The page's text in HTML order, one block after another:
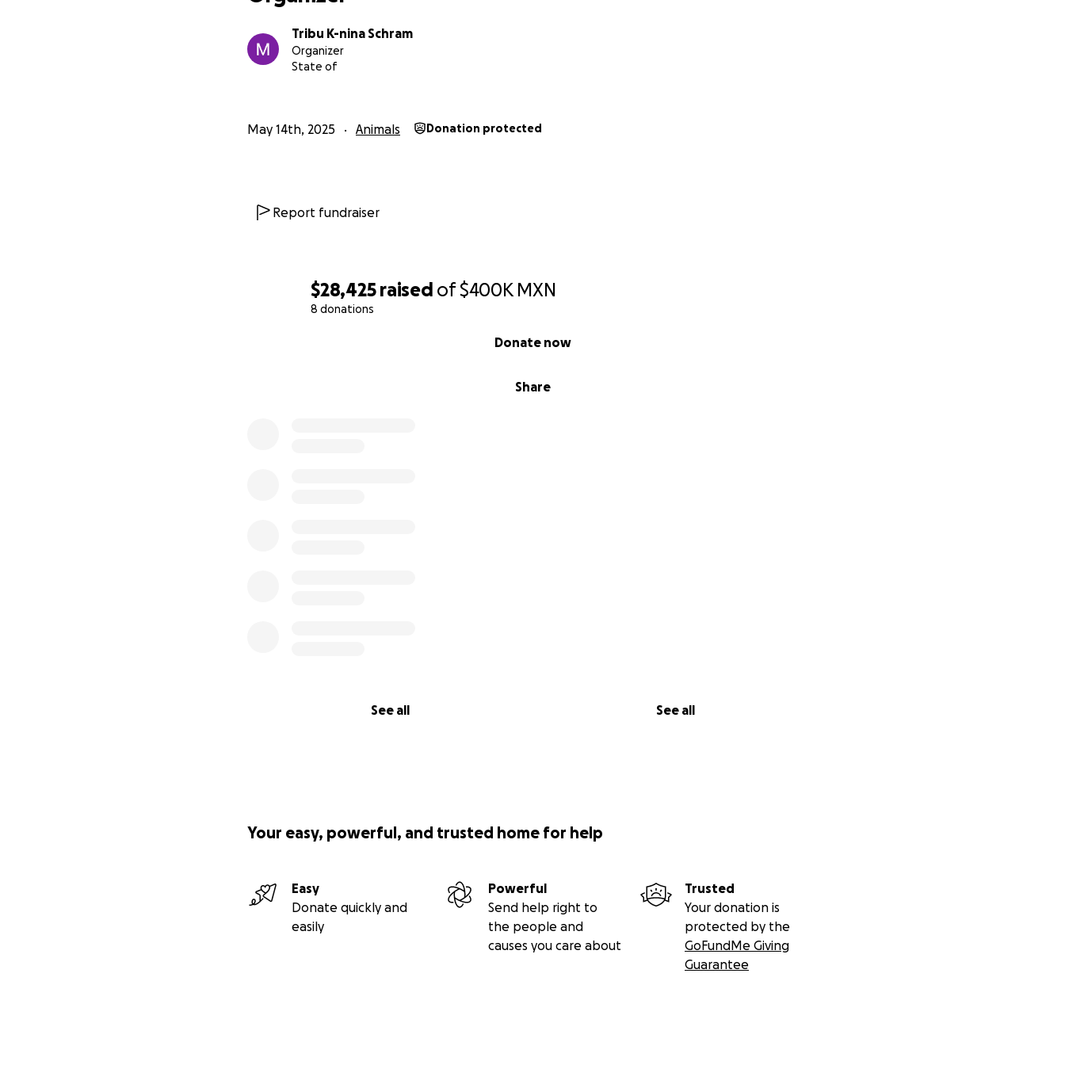
$28,425 raised of$400K MXN
8 donations
Share
Donate now
See all See all
Tribu K-nina Schram
Organizer
State of
May 14th, 2025 Animals Donation protected
Report fundraiser
Your easy, powerful, and trusted home for help
Easy
Donate quickly and
easily
Powerful
Send help right to
the people and
causes you care about
Trusted
Your donation is
protected by the
GoFundMe Giving
Guarantee